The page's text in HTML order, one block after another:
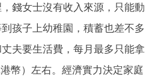
錢女士沒有收入來源，只能動
孩子上幼稚園，積蓄也差不多
夫要生活費，每月最多只能拿
幣）左右。經濟實力決定家庭